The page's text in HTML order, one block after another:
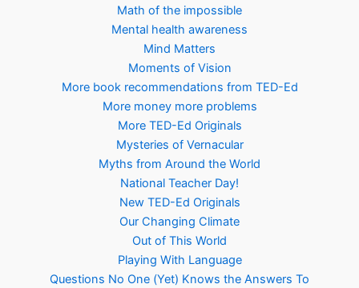
Math of the impossible
Mental health awareness
Mind Matters
Moments of Vision
More book recommendations from TED-Ed
More money more problems
More TED-Ed Originals
Mysteries of Vernacular
Myths from Around the World
National Teacher Day!
New TED-Ed Originals
Our Changing Climate
Out of This World
Playing With Language
Questions No One (Yet) Knows the Answers To